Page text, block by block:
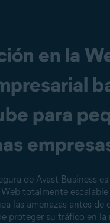
en la
para
de Avast Business
totalmente escalable
las amenazas antes de
proteger su tráfico en la